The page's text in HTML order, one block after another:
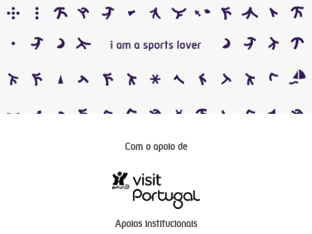
Com o apoio de
Apoios institucionais